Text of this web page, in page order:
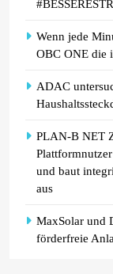
Wenn jede
OBC ONE die
ADAC
PLAN-B NET
und baut
aus
MaxSolar und
förderfreie